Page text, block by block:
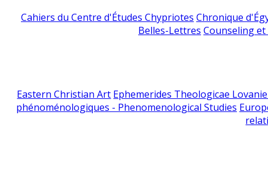
Cahiers du Centre d'Études Chypriotes Chronique
Belles-Lettres Counseling
Eastern Christian Art Ephemerides Theologicae
phénoménologiques - Phenomenological Studies